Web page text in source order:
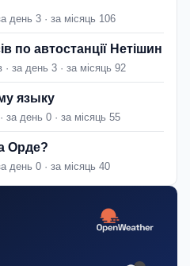
день 3 · за місяць 106
по автостанції Нетішин
· за день 3 · за місяць 92
языку
за день 0 · за місяць 55
Орде?
день 0 · за місяць 40